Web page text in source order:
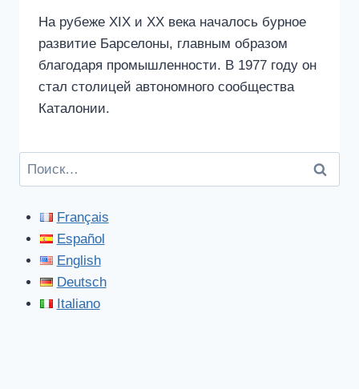
На рубеже XIX и XX века началось бурное
развитие Барселоны, главным образом
благодаря промышленности. В 1977 году он
стал столицей автономного сообщества
Каталонии.
Найти:
Français
Español
English
Deutsch
Italiano